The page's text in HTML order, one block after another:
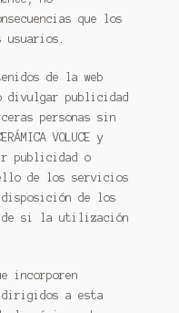
que los
usuarios.
de la web
divulgar publicidad
personas sin
VOLUCE y
publicidad o
de los servicios
disposición de los
de si la utilización
incorporen
dirigidos a esta